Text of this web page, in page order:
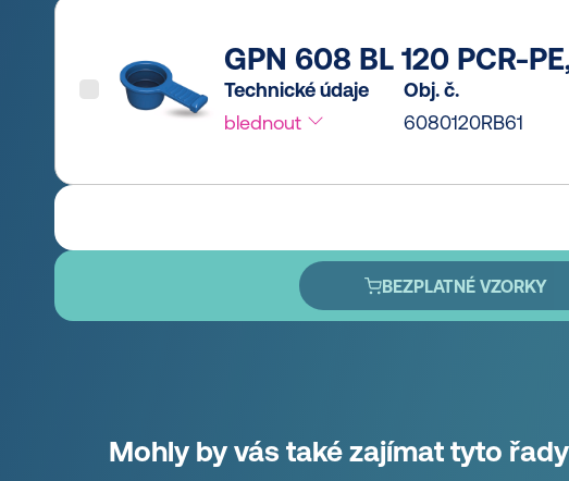
GPN 608 BL 120 PCR-
Technické údaje
blednout
Obj. č.
6080120RB61
BEZPLATNÉ VZORKY
Mohly by vás také zajímat tyto